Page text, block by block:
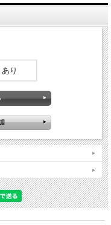
: from Original Masters Disc 1 :
Inferno 3. These Passing
6. Every Day 7. A Tower
and more) 11. Intro 12. The
14. Broadway Melody of
: 1. The Chamber of 32 Doors
Ready 6. Firth of Fifth 7.
& Vocals / Roger King –
Townsend - Saxophone,
Nad Sylvan – Vocals / Amanda
あり